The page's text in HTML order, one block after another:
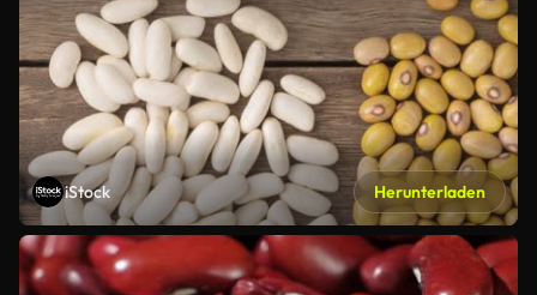
iStock Herunterladen